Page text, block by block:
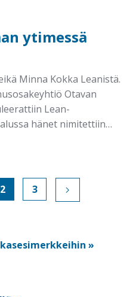
ytimessä
Minna Kokka Leanistä.
Otavan
Lean-
hänet nimitettiin…
2 3
»